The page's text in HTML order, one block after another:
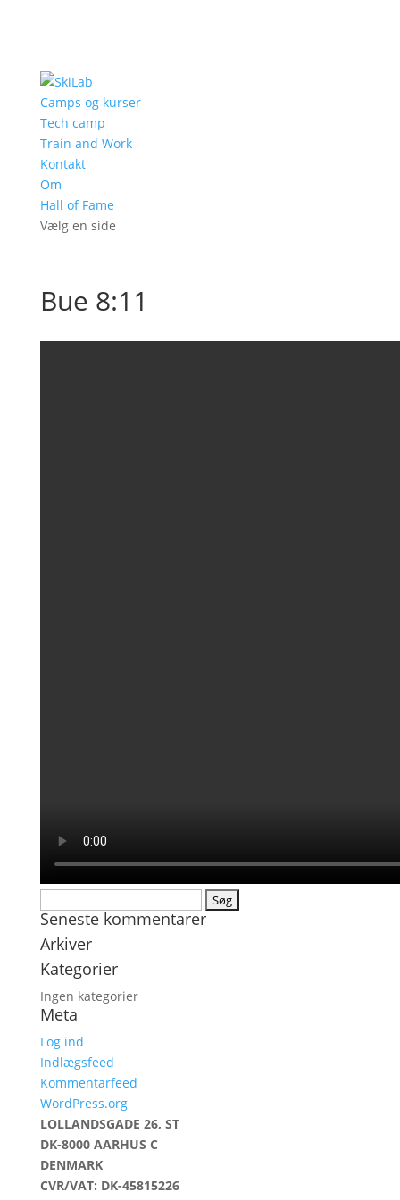
Camps og kurser
Tech camp
Train and Work
Kontakt
Om
Hall of Fame
Vælg en side
Bue 8:11
efter:
Seneste kommentarer
Arkiver
Kategorier
Ingen kategorier
Meta
Log ind
Indlægsfeed
Kommentarfeed
WordPress.org
LOLLANDSGADE 26, ST
DK-8000 AARHUS C
DENMARK
CVR/VAT: DK-45815226